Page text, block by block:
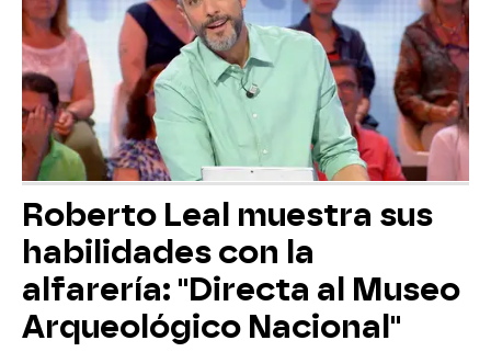
Roberto Leal muestra sus
habilidades con la
alfarería: "Directa al Museo
Arqueológico Nacional"